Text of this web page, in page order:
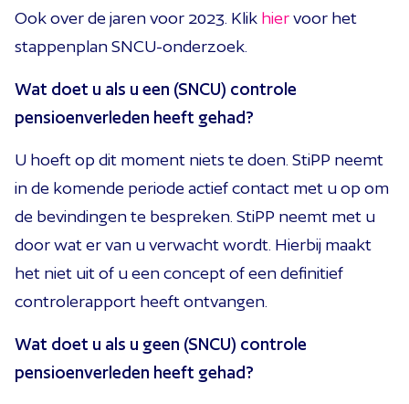
Ook over de jaren voor 2023. Klik hiervoor het
stappenplan SNCU-onderzoek.
Wat doet u als u een (SNCU) controle
pensioenverleden heeft gehad?
U hoeft op dit moment niets te doen. StiPP neemt
in de komende periode actief contact met u op om
de bevindingen te bespreken. StiPP neemt met u
door wat er van u verwacht wordt. Hierbij maakt
het niet uit of u een concept of een definitief
controlerapport heeft ontvangen.
Wat doet u als u geen (SNCU) controle
pensioenverleden heeft gehad?